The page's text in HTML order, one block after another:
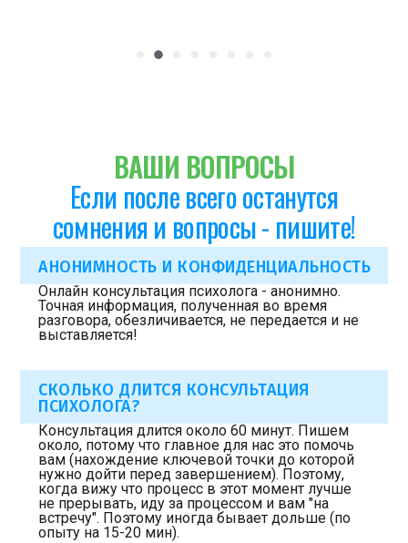
ВАШИ ВОПРОСЫ
Если после всего останутся
сомнения и вопросы - пишите!
АНОНИМНОСТЬ И КОНФИДЕНЦИАЛЬНОСТЬ
Онлайн консультация психолога - анонимно.
Точная информация, полученная во время
разговора, обезличивается, не передается и не
выставляется!
СКОЛЬКО ДЛИТСЯ КОНСУЛЬТАЦИЯ
ПСИХОЛОГА?
Консультация длится около 60 минут. Пишем
около, потому что главное для нас это помочь
вам (нахождение ключевой точки до которой
нужно дойти перед завершением). Поэтому,
когда вижу что процесс в этот момент лучше
не прерывать, иду за процессом и вам "на
встречу". Поэтому иногда бывает дольше (по
опыту на 15-20 мин).